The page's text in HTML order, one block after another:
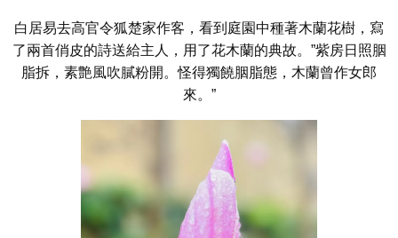
白居易去高官令狐楚家作客，看到庭園中種著木蘭花樹，寫
了兩首俏皮的詩送給主人，用了花木蘭的典故。”紫房日照胭
脂拆，素艶風吹膩粉開。怪得獨饒胭脂態，木蘭曾作女郎
來。”